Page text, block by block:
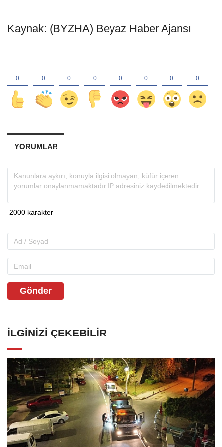
Kaynak: (BYZHA) Beyaz Haber Ajansı
YORUMLAR
Gönder
İLGINIZI ÇEKEBILIR